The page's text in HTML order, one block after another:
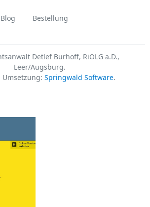
Blog Bestellung
Detlef Burhoff, RiOLG a.D.,
Leer/Augsburg.
Umsetzung: Springwald Software.